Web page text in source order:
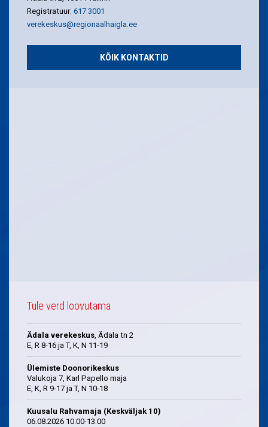
Registratuur: 617 3001
verekeskus@regionaalhaigla.ee
KÕIK KONTAKTID
Tule verd loovutama
Ädala verekeskus, Ädala tn 2
E, R 8-16 ja T, K, N 11-19
Ülemiste Doonorikeskus
Valukoja 7, Karl Papello maja
E, K, R 9-17 ja T, N 10-18
Kuusalu Rahvamaja (Keskväljak 10)
06.08.2026 10.00-13.00